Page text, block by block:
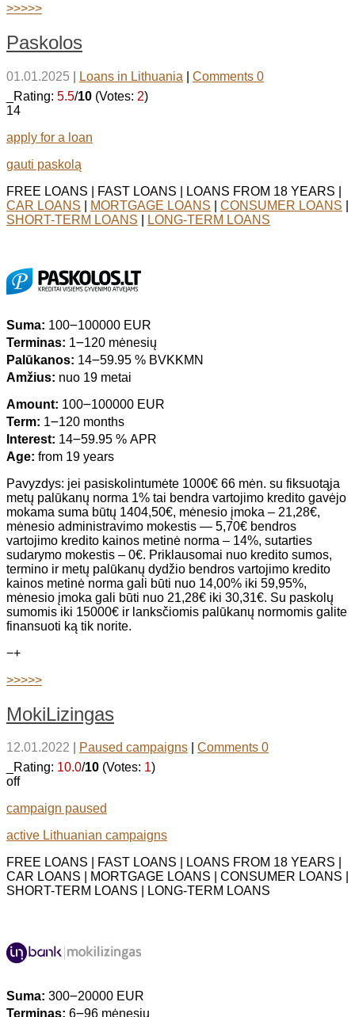
>>>>>
Paskolos
01.01.2025 Loans in Lithuania
Comments 0
_Rating: 5.5/10 (Votes: 2)
14
apply for a loan
gauti paskolą
FREE LOANS | FAST LOANS | LOANS FROM 18 YEARS |
CAR LOANS
MORTGAGE LOANS CONSUMER LOANS
SHORT-TERM LOANS
LONG-TERM LOANS
Suma: 100౼100000 EUR
Terminas: 1౼120 mėnesių
Palūkanos: 14౼59.95 % BVKKMN
Amžius: nuo 19 metai
Amount: 100౼100000 EUR
Term: 1౼120 months
Interest: 14౼59.95 % APR
Age: from 19 years
Pavyzdys: jei pasiskolintumėte 1000€ 66 mėn. su fiksuotąja
metų palūkanų norma 1% tai bendra vartojimo kredito gavėjo
mokama suma būtų 1404,50€, mėnesio įmoka – 21,28€,
mėnesio administravimo mokestis — 5,70€ bendros
vartojimo kredito kainos metinė norma – 14%, sutarties
sudarymo mokestis – 0€. Priklausomai nuo kredito sumos,
termino ir metų palūkanų dydžio bendros vartojimo kredito
kainos metinė norma gali būti nuo 14,00% iki 59,95%,
mėnesio įmoka gali būti nuo 21,28€ iki 30,31€. Su paskolų
sumomis iki 15000€ ir lanksčiomis palūkanų normomis galite
finansuoti ką tik norite.
−+
>>>>>
MokiLizingas
12.01.2022 Paused campaigns
Comments 0
_Rating: 10.0/10 (Votes: 1)
off
campaign paused
active Lithuanian campaigns
FREE LOANS | FAST LOANS | LOANS FROM 18 YEARS |
CAR LOANS | MORTGAGE LOANS | CONSUMER LOANS |
SHORT-TERM LOANS | LONG-TERM LOANS
Suma: 300౼20000 EUR
Terminas: 6౼96 mėnesių